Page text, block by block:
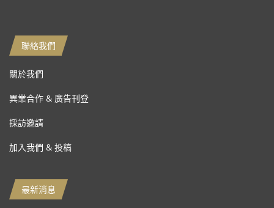
聯絡我們
關於我們
異業合作 & 廣告刊登
採訪邀請
加入我們 & 投稿
最新消息